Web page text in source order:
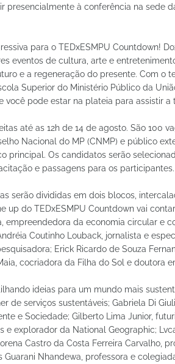
presencialmente à conferência na sede
para o TEDxESMPU Countdown!
eventos de cultura, arte e
e a regeneração do presente. Com o
Superior do Ministério Público da
você pode estar na plateia para assistir
até as 12h de 14 de agosto. São 100
Nacional do MP (CNMP) e público
principal. Os candidatos serão
e passagens para os participantes.
serão divididas em dois blocos,
up do TEDxESMPU Countdown vai
empreendedora da economia circular e
Coutinho Louback, jornalista e
Erick Ricardo de Souza
cocriadora da Filha do Sol e doutora
ideias para um mundo mais
de serviços sustentáveis; Gabriela Di
e Sociedade; Gilberto Lima Junior,
e explorador da National Geographic;
Castro da Costa Ferreira Carvalho,
Guarani Nhandewa, professora e